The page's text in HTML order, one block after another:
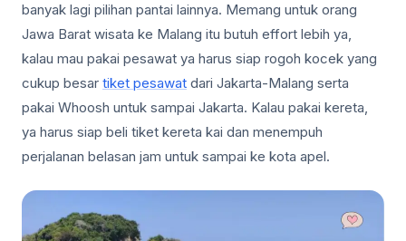
banyak lagi pilihan pantai lainnya. Memang untuk orang
Jawa Barat wisata ke Malang itu butuh effort lebih ya,
kalau mau pakai pesawat ya harus siap rogoh kocek yang
cukup besar tiket pesawat dari Jakarta-Malang serta
pakai Whoosh untuk sampai Jakarta. Kalau pakai kereta,
ya harus siap beli tiket kereta kai dan menempuh
perjalanan belasan jam untuk sampai ke kota apel.